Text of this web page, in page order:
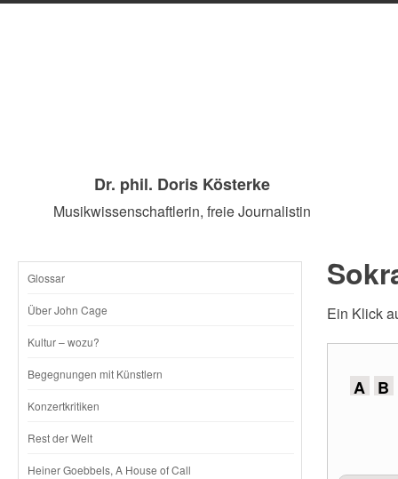
Dr. phil. Doris Kösterke
Musikwissenschaftlerin, freie Journalistin
SKIP
CONTENT
Glossar
Über John Cage
Kultur – wozu?
Begegnungen mit Künstlern
Konzertkritiken
Rest der Welt
Heiner Goebbels, A House of Call
Ein Klick
A B